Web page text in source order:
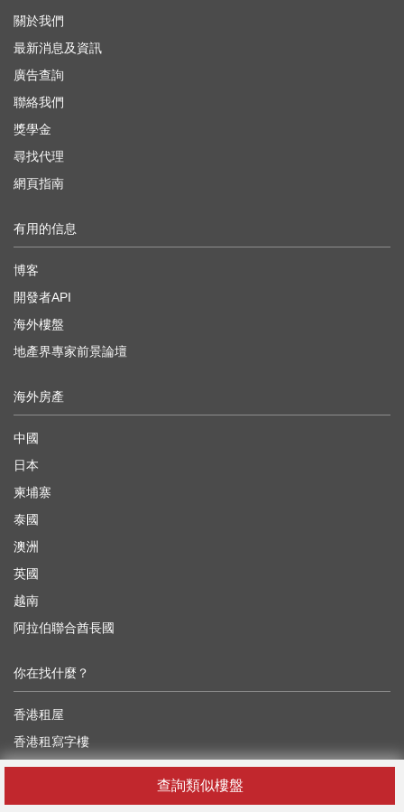
查詢類似樓盤
關於我們
最新消息及資訊
廣告查詢
聯絡我們
獎學金
尋找代理
網頁指南
有用的信息
博客
開發者API
海外樓盤
地產界專家前景論壇
海外房產
中國
日本
柬埔寨
泰國
澳洲
英國
越南
阿拉伯聯合酋長國
你在找什麼？
香港租屋
香港租寫字樓
香港租工業樓